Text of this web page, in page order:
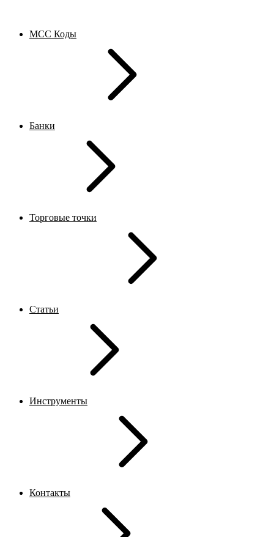
MCC Коды
Банки
Торговые точки
Статьи
Инструменты
Контакты